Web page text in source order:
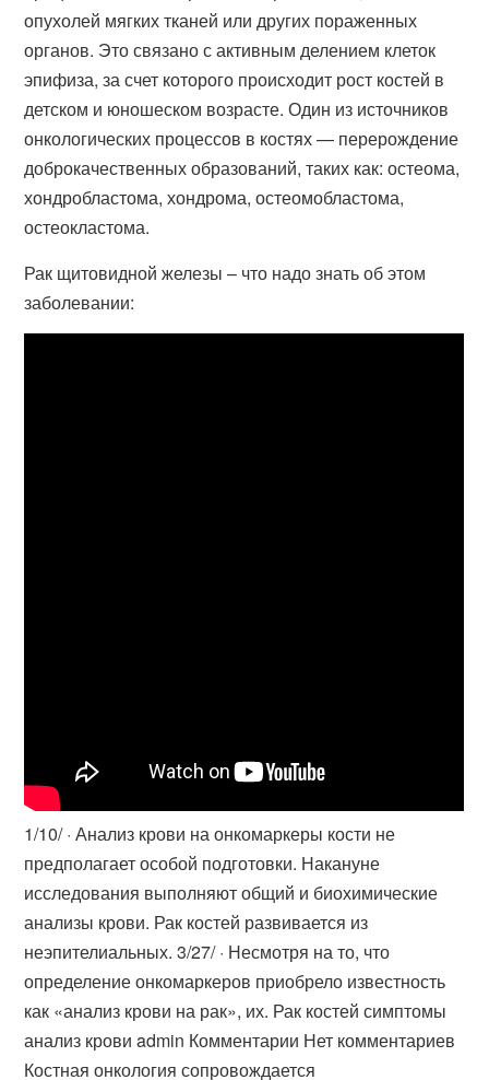
опухолей мягких тканей или других пораженных
органов. Это связано с активным делением клеток
эпифиза, за счет которого происходит рост костей в
детском и юношеском возрасте. Один из источников
онкологических процессов в костях — перерождение
доброкачественных образований, таких как: остеома,
хондробластома, хондрома, остеомобластома,
остеокластома.
Рак щитовидной железы – что надо знать об этом
заболевании:
1/10/ · Анализ крови на онкомаркеры кости не
предполагает особой подготовки. Накануне
исследования выполняют общий и биохимические
анализы крови. Рак костей развивается из
неэпителиальных. 3/27/ · Несмотря на то, что
определение онкомаркеров приобрело известность
как «анализ крови на рак», их. Рак костей симптомы
анализ крови admin Комментарии Нет комментариев
Костная онкология сопровождается